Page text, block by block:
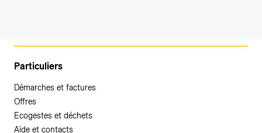
Particuliers
Démarches et factures
Offres
Ecogestes et déchets
Aide et contacts